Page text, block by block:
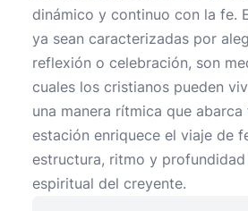
dinámico y continuo con la fe.
ya sean caracterizadas por
reflexión o celebración, son
cuales los cristianos pueden
una manera rítmica que
estación enriquece el viaje de
estructura, ritmo y
espiritual del creyente.